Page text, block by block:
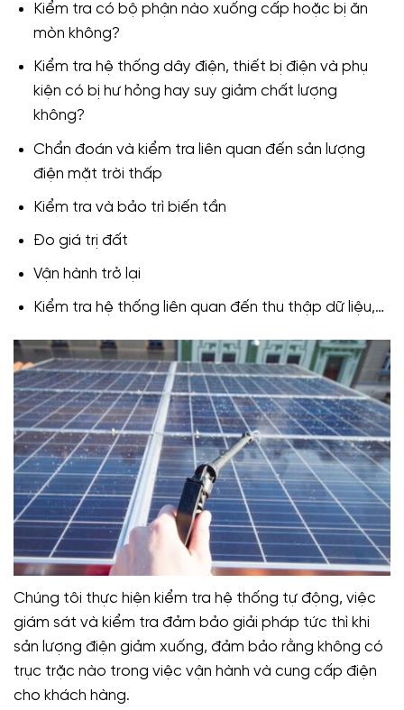
Kiểm tra có bộ phận nào xuống cấp hoặc bị ăn
mòn không?
Kiểm tra hệ thống dây điện, thiết bị điện và phụ
kiện có bị hư hỏng hay suy giảm chất lượng
không?
Chẩn đoán và kiểm tra liên quan đến sản lượng
điện mặt trời thấp
Kiểm tra và bảo trì biến tần
Đo giá trị đất
Vận hành trở lại
Kiểm tra hệ thống liên quan đến thu thập dữ liệu,…
Chúng tôi thực hiện kiểm tra hệ thống tự động, việc
giám sát và kiểm tra đảm bảo giải pháp tức thì khi
sản lượng điện giảm xuống, đảm bảo rằng không có
trục trặc nào trong việc vận hành và cung cấp điện
cho khách hàng.